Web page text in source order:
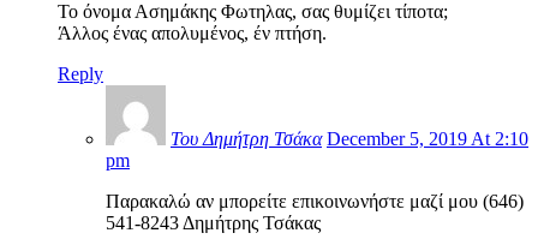
Το όνομα Ασημάκης Φωτηλας, σας θυμίζει τίποτα;
Άλλος ένας απολυμένος, έν πτήση.
Reply
Του Δημήτρη Τσάκα December 5, 2019 At 2:10
pm
Παρακαλώ αν μπορείτε επικοινωνήστε μαζί μου (646)
541-8243 Δημήτρης Τσάκας